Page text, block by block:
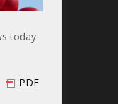
today
PDF